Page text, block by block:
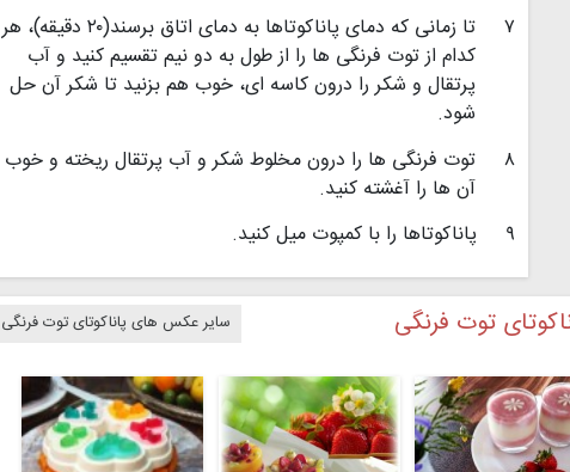
۷
تا زمانی که دمای پاناکوتاها به دمای اتاق برسند(۲۰ دقیقه)، هر
کدام از توت فرنگی ها را از طول به دو نیم تقسیم کنید و آب
پرتقال و شکر را درون کاسه ای، خوب هم بزنید تا شکر آن حل
شود.
۸
توت فرنگی ها را درون مخلوط شکر و آب پرتقال ریخته و خوب
آن ها را آغشته کنید.
۹
پاناکوتاها را با کمپوت میل کنید.
توت فرنگی سایر عکس های پاناکوتای توت فرنگی